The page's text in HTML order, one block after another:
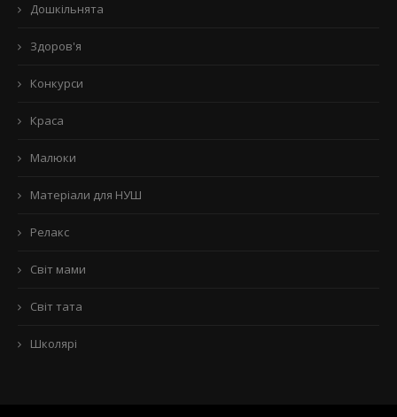
Дошкільнята
Здоров'я
Конкурси
Краса
Малюки
Матеріали для НУШ
Релакс
Світ мами
Світ тата
Школярі